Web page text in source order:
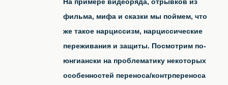
фильма, мифа и сказки мы поймем, что
же такое нарциссизм, нарциссические
переживания и защиты. Посмотрим по-
юнгиански на проблематику некоторых
особенностей переноса/контрпереноса